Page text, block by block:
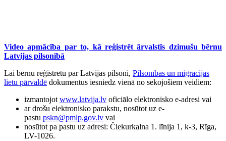
Video apmācība par to, kā reģistrēt ārvalstīs dzimušu bērnu
Latvijas pilsonībā
Lai bērnu reģistrētu par Latvijas pilsoni, Pilsonības un migrācijas
lietu pārvaldē dokumentus iesniedz vienā no sekojošiem veidiem:
izmantojot www.latvija.lv oficiālo elektronisko e-adresi vai
ar drošu elektronisko parakstu, nosūtot uz e-
pastu pskn@pmlp.gov.lv vai
nosūtot pa pastu uz adresi: Čiekurkalna 1. līnija 1, k-3, Rīga,
LV-1026.